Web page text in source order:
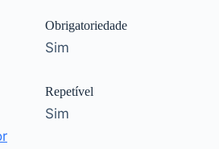
Obrigatoriedade
Sim
Repetível
Sim